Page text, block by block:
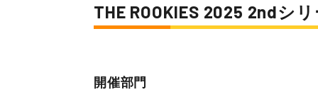
THE ROOKIES 2025 2ndシ
開催部門